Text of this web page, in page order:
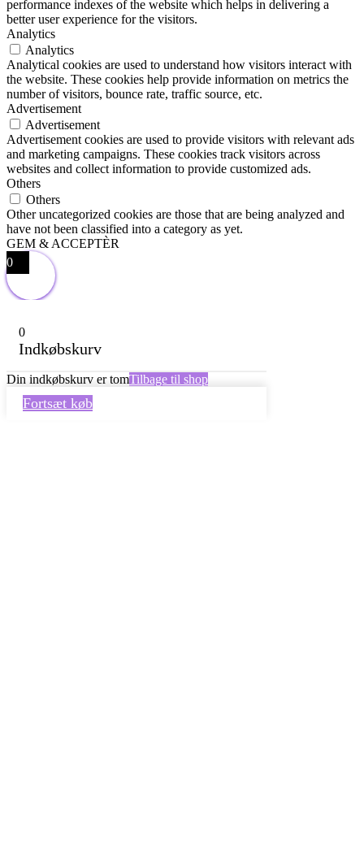
performance indexes of the website which helps in delivering a
better user experience for the visitors.
Analytics
Analytics
Analytical cookies are used to understand how visitors interact with
the website. These cookies help provide information on metrics the
number of visitors, bounce rate, traffic source, etc.
Advertisement
Advertisement
Advertisement cookies are used to provide visitors with relevant ads
and marketing campaigns. These cookies track visitors across
websites and collect information to provide customized ads.
Others
Others
Other uncategorized cookies are those that are being analyzed and
have not been classified into a category as yet.
GEM & ACCEPTÈR
0
0
Indkøbskurv
Din indkøbskurv er tomTilbage til shop
Fortsæt køb